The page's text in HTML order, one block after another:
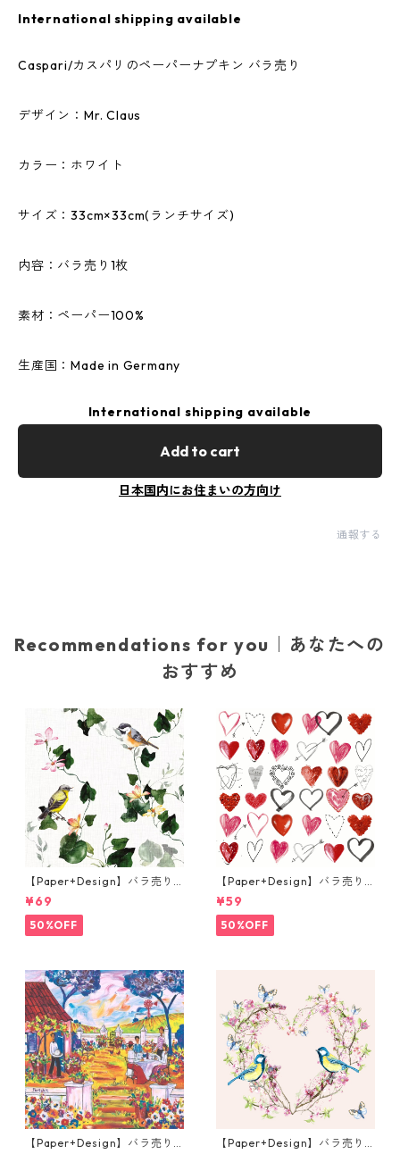
International shipping available
Caspari/カスパリのペーパーナプキン バラ売り
デザイン：Mr. Claus
カラー：ホワイト
サイズ：33cm×33cm(ランチサイズ)
内容：バラ売り1枚
素材：ペーパー100%
生産国：Made in Germany
International shipping available
Add to cart
日本国内にお住まいの方向け
通報する
Recommendations for you｜あなたへの
おすすめ
【Paper+Design】バラ売り2
枚 ランチサイズ ペーパーナプ
キン Botanical Vine ライトグ
レー
¥69
50%OFF
【Paper+Design】バラ売り2
枚 カクテルサイズ ペーパーナ
プキン Cupids arrow ホワイ
ト
¥59
50%OFF
【Paper+Design】バラ売り2
【Paper+Design】バラ売り2